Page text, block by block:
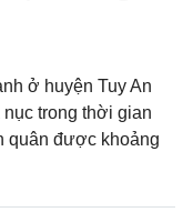
ở huyện Tuy An
trong thời gian
quân được khoảng